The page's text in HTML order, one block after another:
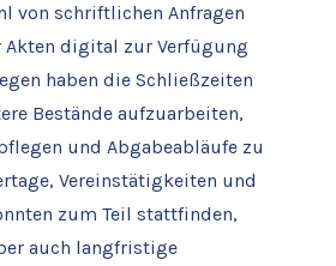
von schriftlichen Anfragen
Akten digital zur Verfügung
haben die Schließzeiten
Bestände aufzuarbeiten,
und Abgabeabläufe zu
Vereinstätigkeiten und
zum Teil stattfinden,
auch langfristige